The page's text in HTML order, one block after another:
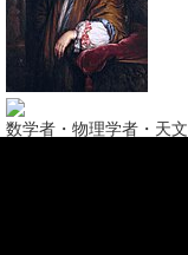
数学者・物理学者・天